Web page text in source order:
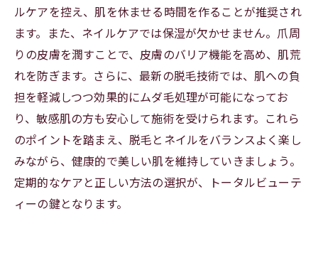
ルケアを控え、肌を休ませる時間を作ることが推奨され
ます。また、ネイルケアでは保湿が欠かせません。爪周
りの皮膚を潤すことで、皮膚のバリア機能を高め、肌荒
れを防ぎます。さらに、最新の脱毛技術では、肌への負
担を軽減しつつ効果的にムダ毛処理が可能になってお
り、敏感肌の方も安心して施術を受けられます。これら
のポイントを踏まえ、脱毛とネイルをバランスよく楽し
みながら、健康的で美しい肌を維持していきましょう。
定期的なケアと正しい方法の選択が、トータルビューテ
ィーの鍵となります。